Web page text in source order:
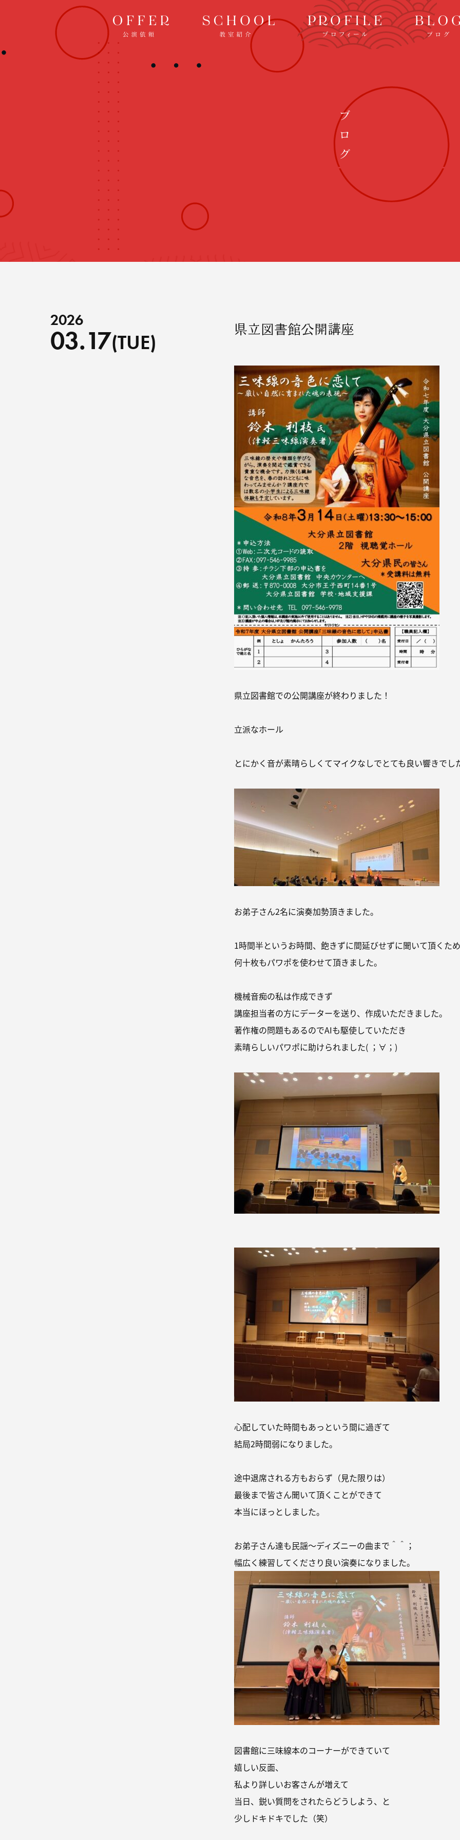
2026
03.17(TUE)
県立図書館公開講座
県立図書館での公開講座が終わりました！
立派なホール
とにかく音が素晴らしくてマイクなしでとても良い響きでし
お弟子さん2名に演奏加勢頂きました。
1時間半というお時間、飽きずに間延びせずに聞いて頂くた
何十枚もパワポを使わせて頂きました。
機械音痴の私は作成できず
講座担当者の方にデーターを送り、作成いただきました。
著作権の問題もあるのでAIも駆使していただき
素晴らしいパワポに助けられました( ；∀；)
心配していた時間もあっという間に過ぎて
結局2時間弱になりました。
途中退席される方もおらず（見た限りは）
最後まで皆さん聞いて頂くことができて
本当にほっとしました。
お弟子さん達も民謡～ディズニーの曲まで＾＾；
幅広く練習してくださり良い演奏になりました。
図書館に三味線本のコーナーができていて
嬉しい反面、
私より詳しいお客さんが増えて
当日、鋭い質問をされたらどうしよう、と
少しドキドキでした（笑）